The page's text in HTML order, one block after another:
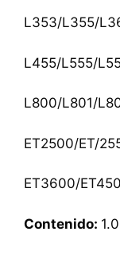
L353/L355/
L455/L555/
L800/L801/
ET2500/ET/
ET3600/
Contenido: